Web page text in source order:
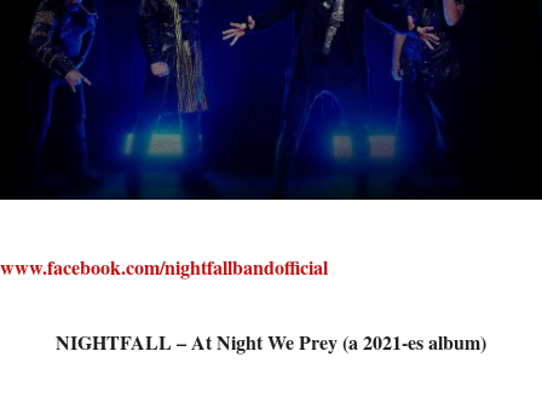
www.facebook.com/nightfallbandofficial
NIGHTFALL – At Night We Prey (a 2021-es album)